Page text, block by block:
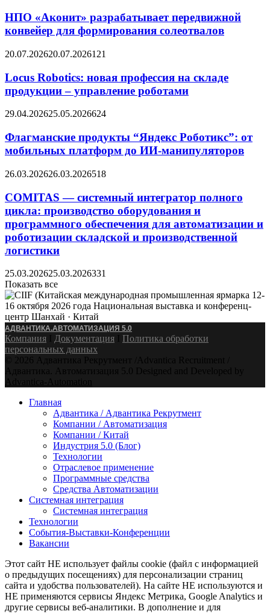
НПО «Аконит» разрабатывает передвижной
конвейер для формирования солеотвалов
20.07.202620.07.2026121
Locus Robotics: новая профессия на складе
продукции – управление роботами
29.04.202625.05.2026624
Флагманские продукты “Яндекс Роботикс”: от
мобильных платформ до ИИ-манипуляторов
26.03.202626.03.2026518
COMITAS — системный интегратор полного
цикла: производство оборудования и
программного обеспечения для автоматизации и
роботизации складской и производственной
логистики
25.03.202625.03.2026331
Показать все
АДВАНТИКА.АВТОМАТИЗАЦИЯ 5.0
Компания Ӏ Документация Ӏ Политика обработки
персональных данных
© 2026 Адвантика Рекрутмент /Advantica Recruitment /
Адвантика. Автоматизация 5.0 Designed and Developed by
Advantica-Automation
Youtube
Email
Xing
TelegramГлавная
Адвантика / Адвантика Рекрутмент
Компании / Автоматизация
Компании / Китай
Индустрия 5.0 (Блог)
Технологии
Отраслевое применение
Программные средства
Средства Автоматизации
Системная интеграция
Системная интеграция
Технологии
События-Выставки-Конференции
Вакансии
Этот сайт НЕ использует файлы cookie (файл с информацией
о предыдущих посещениях) для персонализации страниц
сайта и удобства пользователей). На сайте НЕ используются и
НЕ применяются сервисы Яндекс Метрика, Google Analytics и
другие сервисы веб-аналитики. В дополнение и для